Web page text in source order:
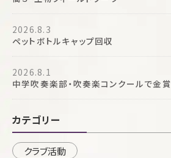
2026.8.3
ペットボトルキャップ回収
2026.8.1
中学吹奏楽部・吹奏楽コンクールで金賞
カテゴリー
クラブ活動